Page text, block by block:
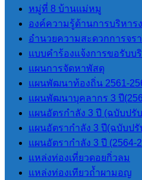
หมู่ที่ 8 บ้านแม่หมู
องค์ความรู้ด้านการบริหาร
อำนวยความสะดวกการจร
แบบคำร้องแจ้งการขอรับบ
แผนการจัดหาพัสดุ
แผนพัฒนาท้องถิ่น 2561-
แผนพัฒนาบุคลากร 3 ปี
แผนอัตรกำลัง 3 ปี (ฉบับปรั
แผนอัตรากำลัง 3 ปี(ฉบับปรั
แผนอัตรากําลัง 3 ปี (2564-
แหล่งท่องเที่ยวดอยกิ่วลม
แหล่งท่องเทียวถ้ำผามอญ
แผนพัฒนา
แผนยุทธศาสตร์การพัฒนา
แผนพัฒนาบุคลากร 3 ปี
แผนอัตรากําลัง 3 ปี (2564-
ข้อบัญญัติงบประมาณรายจ่า
แผนการดําเนินการ
แผนการจัดหาพัสดุ
กฏหมายและพระราช